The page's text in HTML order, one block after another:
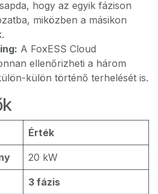
hogy az egyik fázison
miközben a másikon
A FoxESS Cloud
ellenőrizheti a három
külön történő terhelését is.
Érték
20 kW
3 fázis